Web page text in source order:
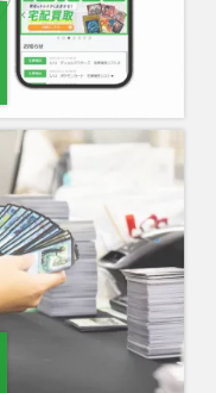
￥2,600
一発勝負
053 SR
パラソルおねえさん
SV3a 089/062 SAR
￥2,500
SM7a
SR
￥2,500
ルギアVSTAR S12
￥2,500
のいたずら
063 SAR
￥2,400
キュレムex SV11B
168/086 SAR
ex SV5K
￥2,300
ボーマンダex SV9
129/100 SAR